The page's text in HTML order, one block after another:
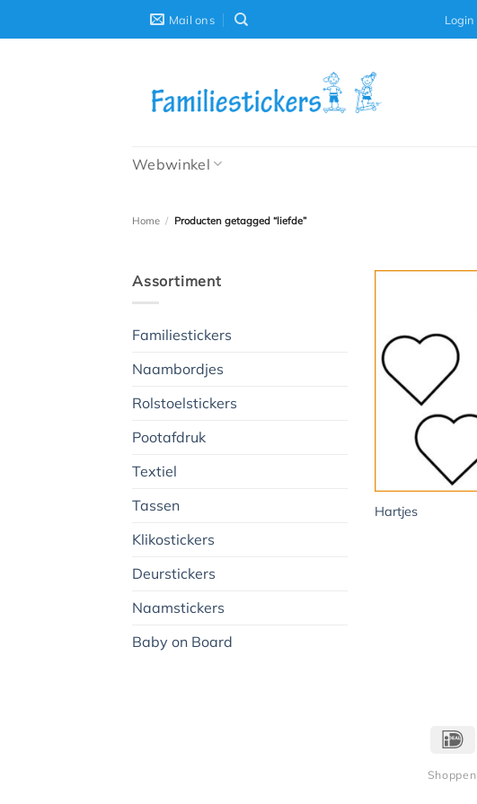
Mail ons Login
Webwinkel
Home / Producten getagged “liefde”
Assortiment
Familiestickers
Naambordjes
Rolstoelstickers
Pootafdruk
Textiel
Tassen
Klikostickers
Deurstickers
Naamstickers
Baby on Board
Hartjes
Shoppen